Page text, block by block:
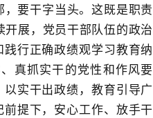
要干字当头。这既是职责
展，党员干部队伍的政治
行正确政绩观学习教育纳
真抓实干的党性和作风要
实干出政绩，教育引导广
提下，安心工作、放手干